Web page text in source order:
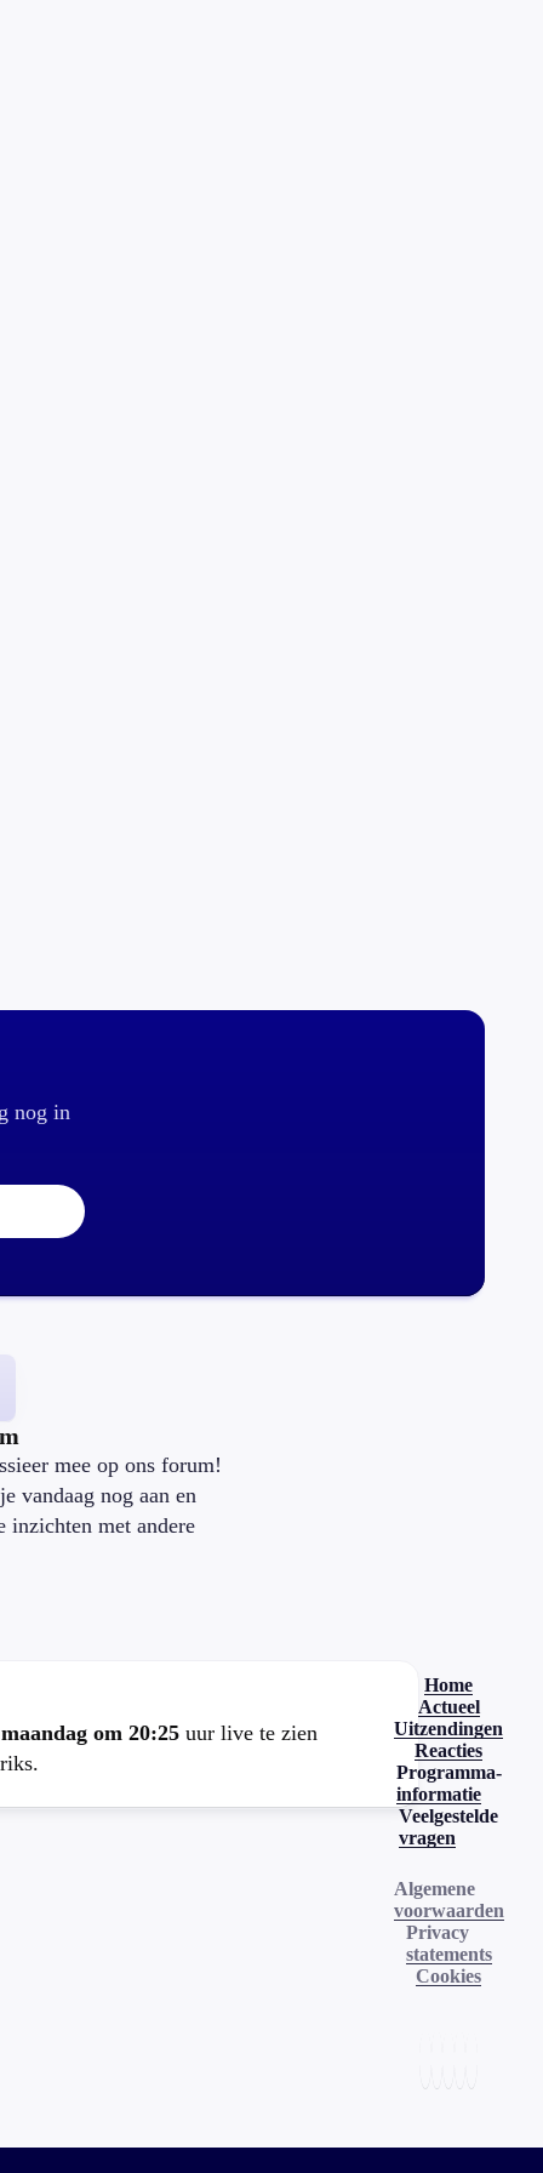
nog in
mee op ons forum!
vandaag nog aan en
inzichten met andere
maandag om 20:25 uur live te zien
Home
Actueel
Uitzendingen
Reacties
Programma-
informatie
Veelgestelde
vragen
Algemene
voorwaarden
Privacy
statements
Cookies